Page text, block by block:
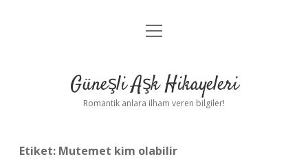
Anasayfa
Yasal Uyarı
menüyü
Güneşli Aşk Hikayeleri
Romantik anlara ilham veren bilgiler!
Etiket: Mutemet kim olabilir